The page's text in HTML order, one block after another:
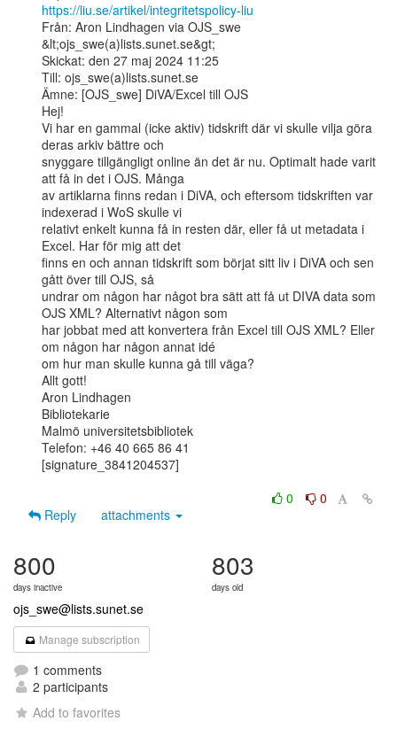
https://liu.se/artikel/integritetspolicy-liu
Från: Aron Lindhagen via OJS_swe
&lt;ojs_swe(a)lists.sunet.se&gt;
Skickat: den 27 maj 2024 11:25
Till: ojs_swe(a)lists.sunet.se
Ämne: [OJS_swe] DiVA/Excel till OJS
Hej!
Vi har en gammal (icke aktiv) tidskrift där vi skulle vilja göra
deras arkiv bättre och
snyggare tillgängligt online än det är nu. Optimalt hade varit
att få in det i OJS. Många
av artiklarna finns redan i DiVA, och eftersom tidskriften var
indexerad i WoS skulle vi
relativt enkelt kunna få in resten där, eller få ut metadata i
Excel. Har för mig att det
finns en och annan tidskrift som börjat sitt liv i DiVA och sen
gått över till OJS, så
undrar om någon har något bra sätt att få ut DIVA data som
OJS XML? Alternativt någon som
har jobbat med att konvertera från Excel till OJS XML? Eller
om någon har någon annat idé
om hur man skulle kunna gå till väga?
Allt gott!
Aron Lindhagen
Bibliotekarie
Malmö universitetsbibliotek
Telefon: +46 40 665 86 41
[signature_3841204537]
0
0
Reply
attachments
800
days inactive
803
days old
ojs_swe@lists.sunet.se
Manage subscription
1 comments
2 participants
Add to favorites